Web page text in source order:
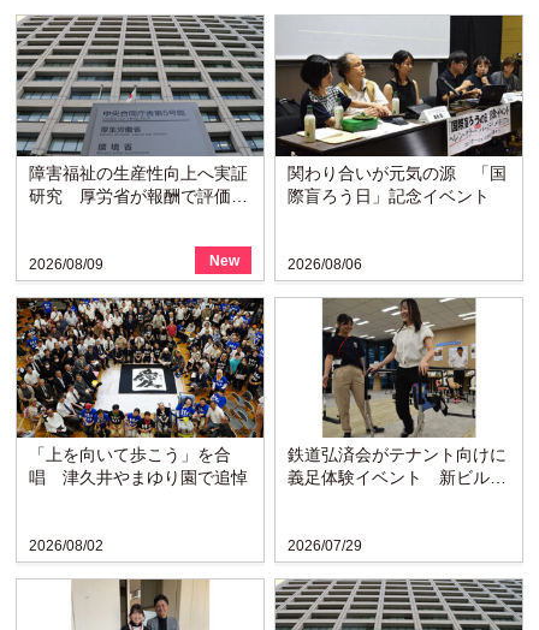
2026/08/09 New
障害福祉の生産性向上へ実証
研究 厚労省が報酬で評価を
2026/08/06
関わり合いが元気の源 「国
際盲ろう日」記念イベント
2026/08/02
「上を向いて歩こう」を合
唱 津久井やまゆり園で追悼
2026/07/29
鉄道弘済会がテナント向けに
義足体験イベント 新ビルの